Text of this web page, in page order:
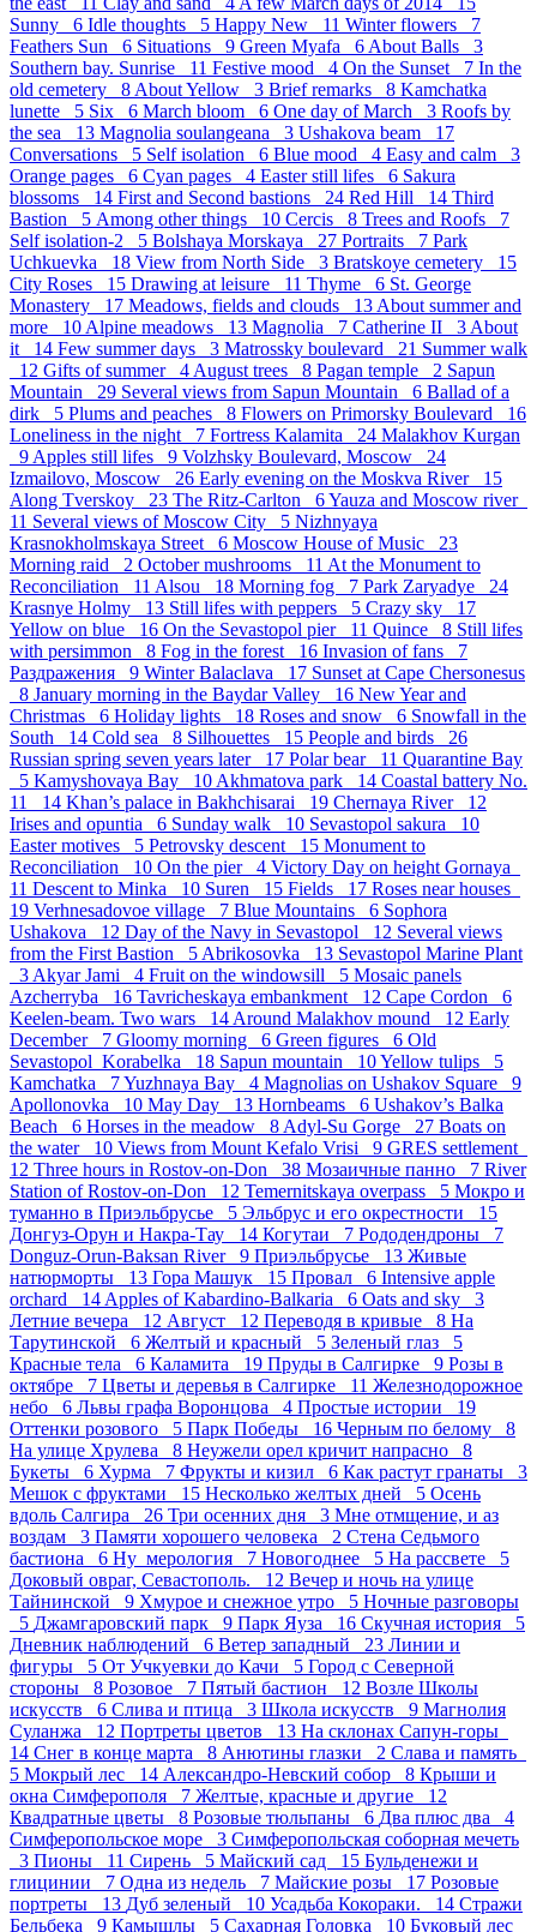
Sunny 6 Idle thoughts 5 Happy New 11 Winter flowers 7
Feathers Sun 6 Situations 9 Green Myafa 6 About Balls 3
Southern bay. Sunrise 11 Festive mood 4 On the Sunset 7 In the
old cemetery 8 About Yellow 3 Brief remarks 8 Kamchatka
lunette 5 Six 6 March bloom 6 One day of March 3 Roofs by
the sea 13 Magnolia soulangeana 3 Ushakova beam 17
Conversations 5 Self isolation 6 Blue mood 4 Easy and calm 3
Orange pages 6 Cyan pages 4 Easter still lifes 6 Sakura
blossoms 14 First and Second bastions 24 Red Hill 14 Third
Bastion 5 Аmong other things 10 Cercis 8 Trees and Roofs 7
Self isolation-2 5 Bolshaya Morskaya 27 Portraits 7 Park
Uchkuevka 18 View from North Side 3 Bratskoye cemetery 15
City Roses 15 Drawing at leisure 11 Thyme 6 St. George
Monastery 17 Meadows, fields and clouds 13 About summer and
more 10 Alpine meadows 13 Magnolia 7 Catherine II 3 About
it 14 Few summer days 3 Matrossky boulevard 21 Summer walk
12 Gifts of summer 4 August trees 8 Pagan temple 2 Sapun
Mountain 29 Several views from Sapun Mountain 6 Ballad of a
dirk 5 Plums and peaches 8 Flowers on Primorsky Boulevard 16
Loneliness in the night 7 Fortress Kalamita 24 Malakhov Kurgan
9 Apples still lifes 9 Volzhsky Boulevard, Moscow 24
Izmailovo, Moscow 26 Early evening on the Moskva River 15
Along Tverskoy 23 The Ritz-Carlton 6Yauza and Moscow river
11 Several views of Moscow City 5 Nizhnyaya
Krasnokholmskaya Street 6 Moscow House of Music 23
Morning raid 2 October mushrooms 11 At the Monument to
Reconciliation 11 Alsou 18 Morning fog 7 Park Zaryadye 24
Krasnye Holmy 13 Still lifes with peppers 5 Crazy sky 17
Yellow on blue 16 On the Sevastopol pier 11 Quince 8 Still lifes
with persimmon 8 Fog in the forest 16 Invasion of fans 7
Раздражения 9 Winter Balaclava 17 Sunset at Cape Chersonesus
8 January morning in the Baydar Valley 16 New Year and
Christmas 6 Holiday lights 18 Roses and snow 6 Snowfall in the
South 14 Cold sea 8 Silhouettes 15 People and birds 26
Russian spring seven years later 17 Polar bear 11 Quarantine Bay
5 Kamyshovaya Bay 10 Akhmatova park 14 Coastal battery No.
11 14 Khan’s palace in Bakhchisarai 19 Chernaya River 12
Irises and opuntia 6 Sunday walk 10 Sevastopol sakura 10
Easter motives 5 Petrovsky descent 15 Monument to
Reconciliation 10 On the pier 4 Victory Day on height Gornaya
11 Descent to Minka 10 Suren 15 Fields 17 Roses near houses
19 Verhnesadovoe village 7 Blue Mountains 6 Sophora
Ushakova 12 Day of the Navy in Sevastopol 12 Several views
from the First Bastion 5 Abrikosovka 13 Sevastopol Marine Plant
3 Akyar Jami 4 Fruit on the windowsill 5 Mosaic panels
Azcherryba 16 Tavricheskaya embankment 12 Cape Cordon 6
Keelen-beam. Two wars 14 Around Malakhov mound 12 Early
December 7 Gloomy morning 6 Green figures 6 Old
Sevastopol_Korabelka 18 Sapun mountain 10Yellow tulips 5
Kamchatka 7Yuzhnaya Bay 4 Magnolias on Ushakov Square 9
Apollonovka 10 May Day 13 Hornbeams 6 Ushakov’s Balka
Beach 6 Horses in the meadow 8 Adyl-Su Gorge 27 Boats on
the water 10 Views from Mount Kefalo Vrisi 9 GRES settlement
12 Three hours in Rostov-on-Don 38 Мозаичные панно 7 River
Station of Rostov-on-Don 12 Temernitskaya overpass 5 Мокро и
туманно в Приэльбрусье 5 Эльбрус и его окрестности 15
Донгуз-Орун и Накра-Тау 14 Когутаи 7 Рододендроны 7
Donguz-Orun-Baksan River 9 Приэльбрусье 13 Живые
натюрморты 13 Гора Машук 15 Провал 6 Intensive apple
orchard 14 Apples of Kabardino-Balkaria 6 Oats and sky 3
Летние вечера 12 Август 12 Переводя в кривые 8 На
Тарутинской 6 Желтый и красный 5 Зеленый глаз 5
Красные тела 6 Каламита 19 Пруды в Салгирке 9 Розы в
октябре 7 Цветы и деревья в Салгирке 11 Железнодорожное
небо 6 Львы графа Воронцова 4 Простые истории 19
Оттенки розового 5 Парк Победы 16 Черным по белому 8
На улице Хрулева 8 Неужели орел кричит напрасно 8
Букеты 6 Хурма 7 Фрукты и кизил 6 Как растут гранаты 3
Мешок с фруктами 15 Несколько желтых дней 5 Осень
вдоль Салгира 26 Три осенних дня 3 Мне отмщение, и аз
воздам 3 Памяти хорошего человека 2 Стена Седьмого
бастиона 6 Ну_мерология 7 Новогоднее 5 На рассвете 5
Доковый овраг, Севастополь. 12 Вечер и ночь на улице
Тайнинской 9 Хмурое и снежное утро 5 Ночные разговоры
5 Джамгаровский парк 9 Парк Яуза 16 Скучная история 5
Дневник наблюдений 6 Ветер западный 23 Линии и
фигуры 5 От Учкуевки до Качи 5 Город с Северной
стороны 8 Розовое 7 Пятый бастион 12 Возле Школы
искусств 6 Слива и птица 3 Школа искусств 9 Магнолия
Суланжа 12 Портреты цветов 13 На склонах Сапун-горы
14 Снег в конце марта 8 Анютины глазки 2 Слава и память
5 Мокрый лес 14 Александро-Невский собор 8 Крыши и
окна Симферополя 7 Желтые, красные и другие 12
Квадратные цветы 8 Розовые тюльпаны 6 Два плюс два 4
Симферопольское море 3 Симферопольская соборная мечеть
3 Пионы 11 Сирень 5 Майский сад 15 Бульденежи и
глицинии 7 Одна из недель 7 Майские розы 17 Розовые
портреты 13 Дуб зеленый 10 Усадьба Кокораки. 14 Стражи
Бельбека 9 Камышлы 5 Сахарная Головка 10 Буковый лес